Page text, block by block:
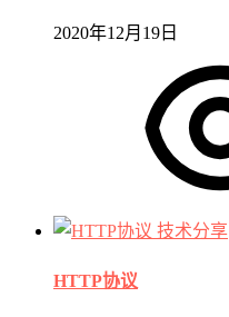
2020年12月19日
技术分享
HTTP协议